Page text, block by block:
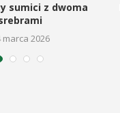
sumici z dwoma
marca 2026